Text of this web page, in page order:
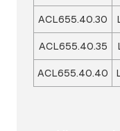
ACL655.40.30
ACL655.40.35
ACL655.40.40